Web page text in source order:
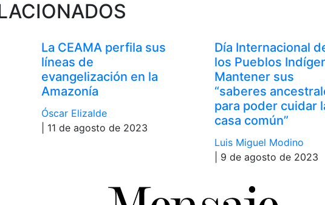
La CEAMA perfila sus
líneas de
evangelización en la
Amazonía
Óscar Elizalde
| 11 de agosto de 2023
Día Internacional
los Pueblos
Mantener sus
“saberes
para poder cuidar
casa común”
Luis Miguel Modino
| 9 de agosto de 2023